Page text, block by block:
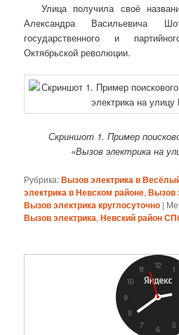
Улица получила своё
Александра Васильевича
государственного и
Октябрьской революции.
Скриншот 1. Пример
«Вызов электрика на
Рубрика:Вызов электрика в
электрика в Невском районе,Вызов
Вызов электрика круглосуточно |
Вызов электрика,Невский район